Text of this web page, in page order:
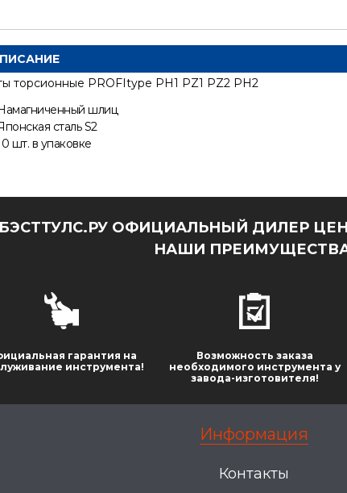
торсионные PROFItype PH1 PZ1 PZ2 PH2
шлиц
сталь S2
шт. в упаковке
ОФИЦИАЛЬНЫЙ ДИЛЕР
НАШИ
гарантия на
инструмента!
Возможность заказа
необходимого инструмента у
завода-изготовителя!
Информация
Контакты